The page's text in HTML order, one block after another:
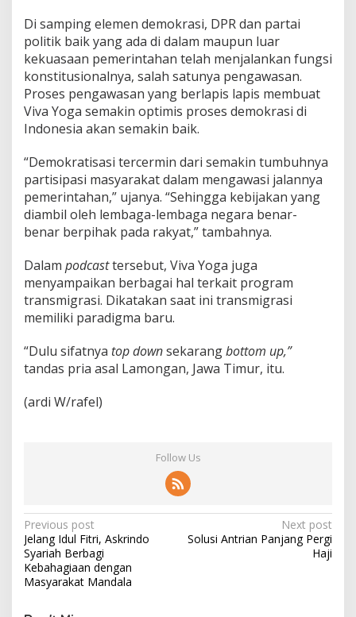
Di samping elemen demokrasi, DPR dan partai
politik baik yang ada di dalam maupun luar
kekuasaan pemerintahan telah menjalankan fungsi
konstitusionalnya, salah satunya pengawasan.
Proses pengawasan yang berlapis lapis membuat
Viva Yoga semakin optimis proses demokrasi di
Indonesia akan semakin baik.
“Demokratisasi tercermin dari semakin tumbuhnya
partisipasi masyarakat dalam mengawasi jalannya
pemerintahan,” ujanya. “Sehingga kebijakan yang
diambil oleh lembaga-lembaga negara benar-
benar berpihak pada rakyat,” tambahnya.
Dalam podcasttersebut, Viva Yoga juga
menyampaikan berbagai hal terkait program
transmigrasi. Dikatakan saat ini transmigrasi
memiliki paradigma baru.
“Dulu sifatnya top downsekarangbottom up,”
tandas pria asal Lamongan, Jawa Timur, itu.
(ardi W/rafel)
Follow Us
P
o
s
t
Previous post
Jelang Idul Fitri, Askrindo
Syariah Berbagi
Kebahagiaan dengan
Masyarakat Mandala
Next post
Solusi Antrian Panjang Pergi
Haji